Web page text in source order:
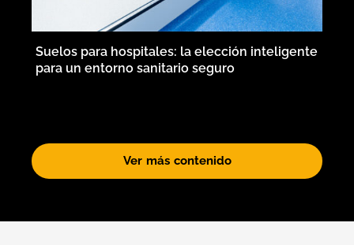
Suelos para hospitales: la elección inteligente
para un entorno sanitario seguro
Ver más contenido